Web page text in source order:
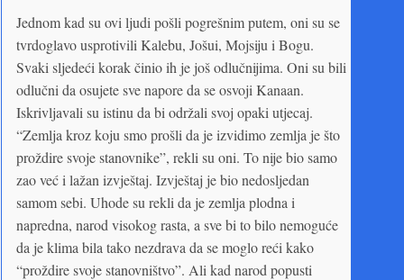
Jednom kad su ovi ljudi pošli pogrešnim putem, oni su se
tvrdoglavo usprotivili Kalebu, Jošui, Mojsiju i Bogu.
Svaki sljedeći korak činio ih je još odlučnijima. Oni su bili
odlučni da osujete sve napore da se osvoji Kanaan.
Iskrivljavali su istinu da bi održali svoj opaki utjecaj.
“Zemlja kroz koju smo prošli da je izvidimo zemlja je što
proždire svoje stanovnike”, rekli su oni. To nije bio samo
zao već i lažan izvještaj. Izvještaj je bio nedosljedan
samom sebi. Uhode su rekli da je zemlja plodna i
napredna, narod visokog rasta, a sve bi to bilo nemoguće
da je klima bila tako nezdrava da se moglo reći kako
“proždire svoje stanovništvo”. Ali kad narod popusti